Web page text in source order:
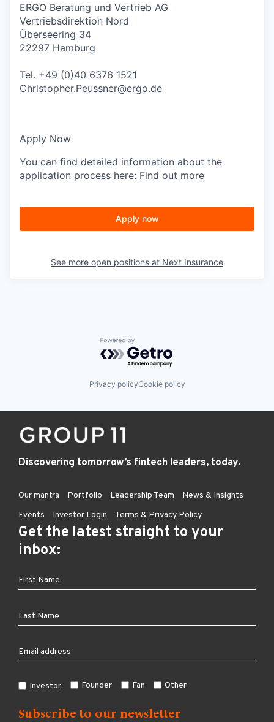
ERGO Beratung und Vertrieb AG
Vertriebsdirektion Nord
Überseering 34
22297 Hamburg
Tel. +49 (0)40 6376 1521
Christopher.Peussner@ergo.de
Apply Now
You can find detailed information about the
application process here: Find out more
Apply now
See more open positions at Next Insurance
Powered by Getro.com
Privacy policyCookie policy
Discovering tomorrow’s fintech leaders, today.
Our mantra Portfolio Leadership Team
News & Insights
Events
Investor Login Terms & Privacy Policy
Get the latest straight to your
inbox:
Investor Founder Fan Other